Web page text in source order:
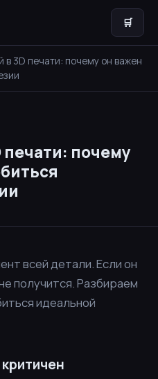
🛒
в 3D печати: почему он важен
печати: почему
всей детали. Если он
получится. Разбираем
идеальной